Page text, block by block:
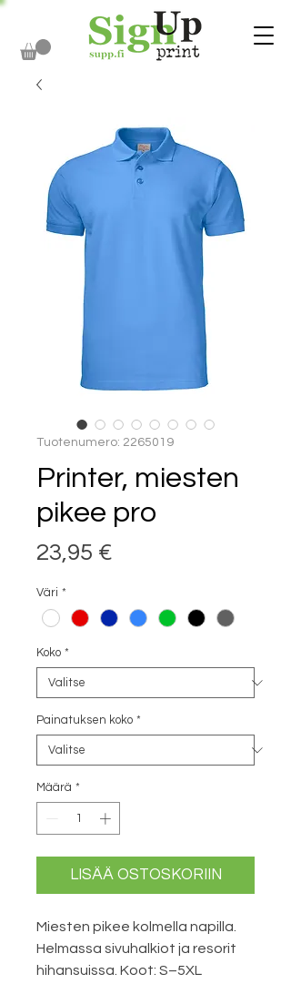
Tuotenumero: 2265019
Printer, miesten
pikee pro
23,95 €
Väri *
Koko *
Painatuksen koko *
Määrä *
LISÄÄ OSTOSKORIIN
Miesten pikee kolmella napilla.
Helmassa sivuhalkiot ja resorit
hihansuissa. Koot: S–5XL